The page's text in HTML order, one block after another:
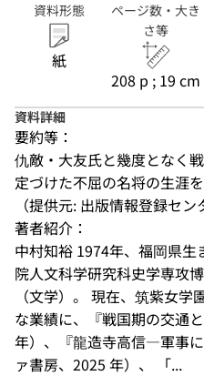
資料形態
紙
ページ数・大き
さ等
208 p ; 19 cm
資料詳細
要約等：
仇敵・大友氏と幾度となく
定づけた不屈の名将の生涯を
（提供元: 出版情報登録セン
著者紹介：
中村知裕 1974年、福岡県
院人文科学研究科史学専攻
（文学）。 現在、筑紫女
な業績に、『戦国期の交通
年）、『龍造寺高信―軍事
ァ書房、2025 年）、 「...